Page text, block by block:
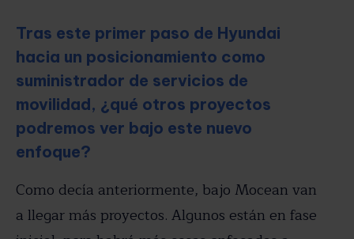
Tras este primer paso de Hyundai
hacia un posicionamiento como
suministrador de servicios de
movilidad, ¿qué otros proyectos
podremos ver bajo este nuevo
enfoque?
Como decía anteriormente, bajo Mocean van
a llegar más proyectos. Algunos están en fase